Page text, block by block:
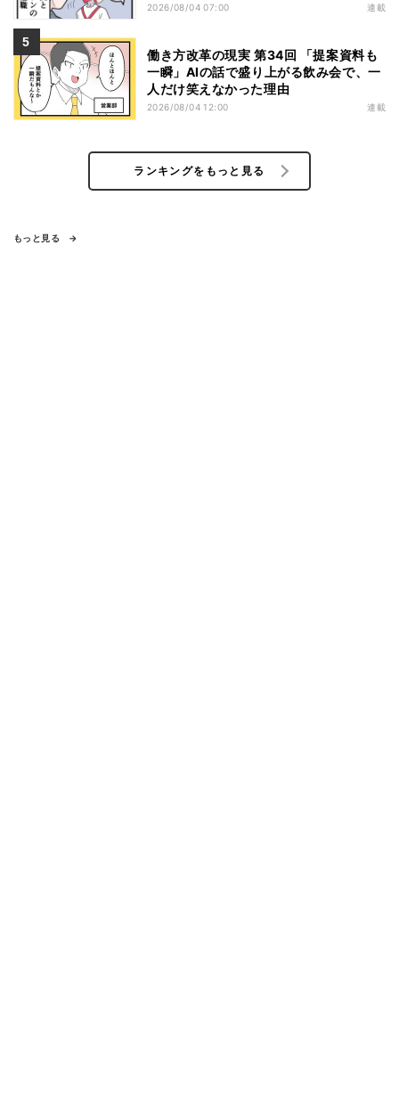
2026/08/04 07:00 連載
働き方改革の現実 第34回 「提案資料も
一瞬」AIの話で盛り上がる飲み会で、一
人だけ笑えなかった理由
2026/08/04 12:00 連載
ランキングをもっと見る
もっと見る